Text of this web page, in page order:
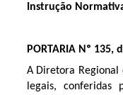
Instrução
PORTARIA Nº 135,
A Diretora Regional
legais, conferidas